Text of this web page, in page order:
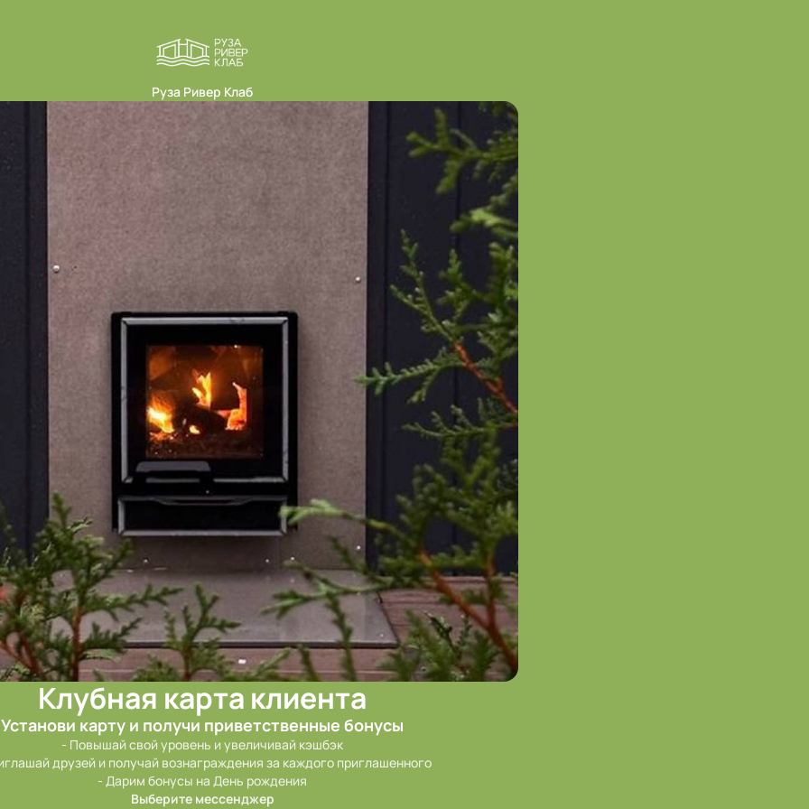
Руза Ривер Клаб
Клубная карта клиента
Установи карту и получи приветственные бонусы
- Повышай свой уровень и увеличивай кэшбэк
друзей и получай вознаграждения за каждого приглашенного
- Дарим бонусы на День рождения
Выберите мессенджер